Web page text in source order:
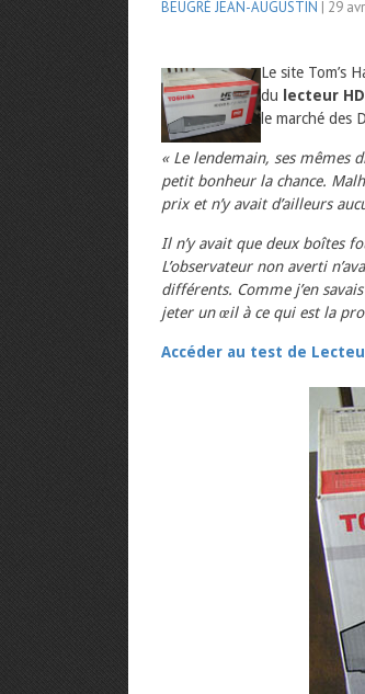
BEUGRÉ JEAN-AUGUSTIN | 29
Le site Tom’s
du
lecteur
le marché des
« Le lendemain, ses mêmes
petit bonheur la chance.
prix et n’y avait d’ailleurs
Il n’y avait que deux boîtes
L’observateur non averti
différents. Comme j’en
jeter un œil à ce qui est la
Accéder au test de